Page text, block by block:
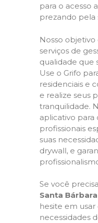
para o acesso
prezando pela
Nosso objetivo
serviços de
qualidade que
Use o Grifo
residenciais e
e realize seus
tranquilidade.
aplicativo
profissionais
suas
drywall, e
Se você
Santa
hesite em usar
necessidades